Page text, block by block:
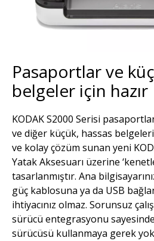
Pasaportlar ve
belgeler için hazır
KODAK S2000 Serisi
ve diğer küçük, hassas
ve kolay çözüm sunan yeni
Yatak Aksesuarı üzerine
tasarlanmıştır. Ana
güç kablosuna ya da USB
ihtiyacınız olmaz. Sorunsuz
sürücü entegrasyonu
sürücüsü kullanmaya gerek